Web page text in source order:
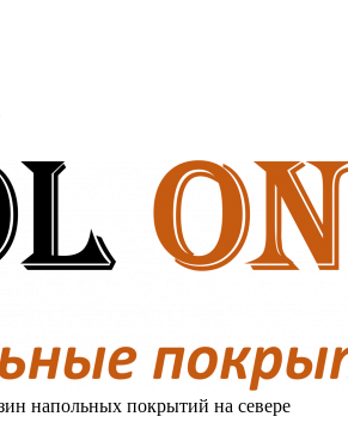
напольных покрытий на севере